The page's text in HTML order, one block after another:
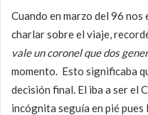
Cuando en marzo del 96
charlar sobre el viaje,
vale un coronel que dos
momento. Esto significaba
decisión final. El iba a ser el
incógnita seguía en pié pues